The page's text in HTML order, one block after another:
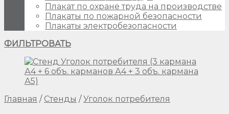
Плакат по охране труда на производстве
Плакаты по пожарной безопасности
Плакаты электробезопасности
ФИЛЬТРОВАТЬ
Главная / Стенды / Уголок потребителя